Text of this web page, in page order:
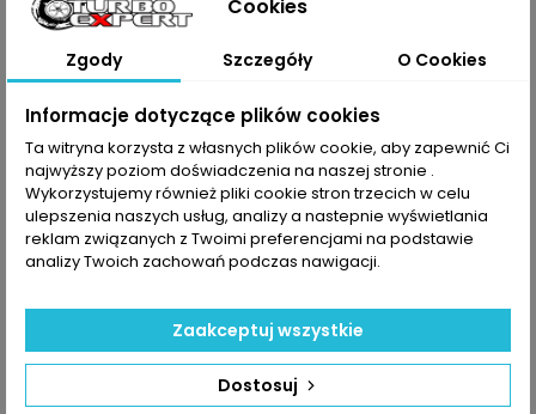
INDEKS:TX000281
Turbosprężarka po regeneracji MARKA: Citroen Peugeot KOD
SILNIKA: UHZ / DT17 / DT17ED4 / DT17TED4 / DT17BTED4
POJEMNOŚĆ: 2720 ccm 2.7HDI MOC: 150kW/204KM ROK
PRODUKCJI: Od 2004r UWAGA: Prawa Strona
Cena
1 100,00 zł
Cookies
Zgody Szczegóły O Cookies
Informacje dotyczące plików cookies
Ta witryna korzysta z własnych plików cookie, aby zapewnić Ci
najwyższy poziom doświadczenia na naszej stronie .
Wykorzystujemy również pliki cookie stron trzecich w celu
ulepszenia naszych usług, analizy a nastepnie wyświetlania
reklam związanych z Twoimi preferencjami na podstawie
analizy Twoich zachowań podczas nawigacji.
Dostosuj
Zaakceptuj wszystkie